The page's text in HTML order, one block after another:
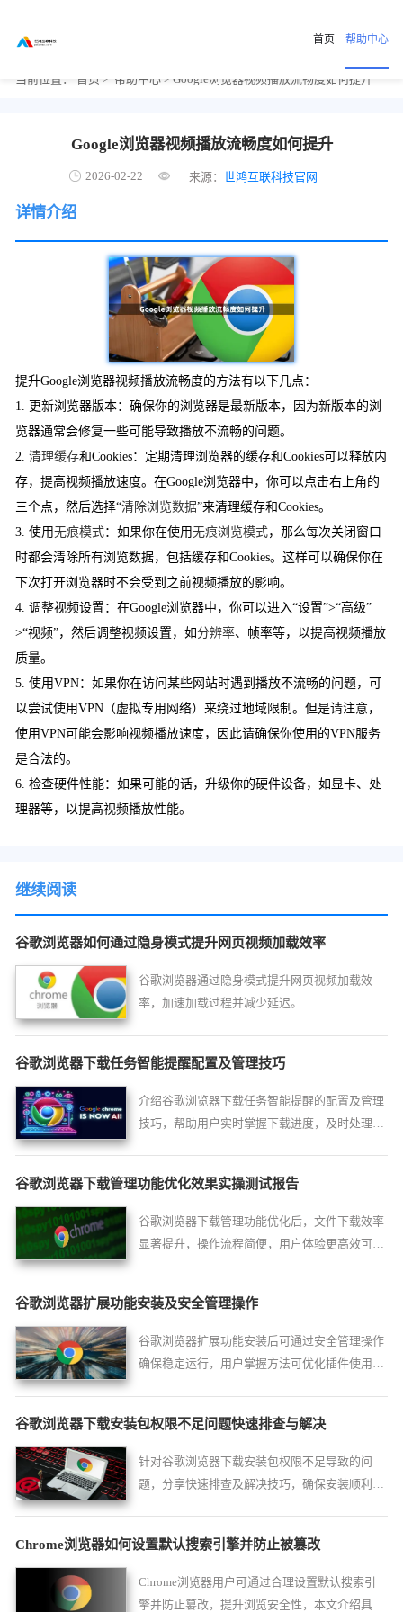
首页 帮助中心
当前位置： 首页 > 帮助中心 > Google浏览器视频播放流畅度如何提升
Google浏览器视频播放流畅度如何提升
2026-02-22 来源：世鸿互联科技官网
详情介绍
提升Google浏览器视频播放流畅度的方法有以下几点：
1. 更新浏览器版本：确保你的浏览器是最新版本，因为新版本的浏
览器通常会修复一些可能导致播放不流畅的问题。
2.清理缓存和Cookies：定期清理浏览器的缓存和Cookies可以释放内
存，提高视频播放速度。在Google浏览器中，你可以点击右上角的
三个点，然后选择“清除浏览数据”来清理缓存和Cookies。
3. 使用无痕模式：如果你在使用无痕浏览模式，那么每次关闭窗口
时都会清除所有浏览数据，包括缓存和Cookies。这样可以确保你在
下次打开浏览器时不会受到之前视频播放的影响。
4. 调整视频设置：在Google浏览器中，你可以进入“设置”>“高级”
>“视频”，然后调整视频设置，如分辨率、帧率等，以提高视频播放
质量。
5. 使用VPN：如果你在访问某些网站时遇到播放不流畅的问题，可
以尝试使用VPN（虚拟专用网络）来绕过地域限制。但是请注意，
使用VPN可能会影响视频播放速度，因此请确保你使用的VPN服务
是合法的。
6. 检查硬件性能：如果可能的话，升级你的硬件设备，如显卡、处
理器等，以提高视频播放性能。
继续阅读
谷歌浏览器如何通过隐身模式提升网页视频加载效率
谷歌浏览器通过隐身模式提升网页视频加载效
率，加速加载过程并减少延迟。
谷歌浏览器下载任务智能提醒配置及管理技巧
介绍谷歌浏览器下载任务智能提醒的配置及管理
技巧，帮助用户实时掌握下载进度，及时处理异
谷歌浏览器下载管理功能优化效果实操测试报告
谷歌浏览器下载管理功能优化后，文件下载效率
显著提升，操作流程简便，用户体验更高效可
谷歌浏览器扩展功能安装及安全管理操作
谷歌浏览器扩展功能安装后可通过安全管理操作
确保稳定运行，用户掌握方法可优化插件使用体
谷歌浏览器下载安装包权限不足问题快速排查与解决
针对谷歌浏览器下载安装包权限不足导致的问
题，分享快速排查及解决技巧，确保安装顺利进
Chrome浏览器如何设置默认搜索引擎并防止被篡改
Chrome浏览器用户可通过合理设置默认搜索引
擎并防止篡改，提升浏览安全性，本文介绍具体